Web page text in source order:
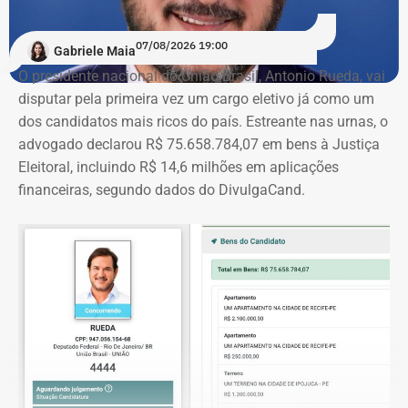
Gabriele Maia07/08/2026 19:00
O presidente nacional do União Brasil, Antonio Rueda, vai
disputar pela primeira vez um cargo eletivo já como um
dos candidatos mais ricos do país. Estreante nas urnas, o
advogado declarou R$ 75.658.784,07 em bens à Justiça
Eleitoral, incluindo R$ 14,6 milhões em aplicações
financeiras, segundo dados do DivulgaCand.